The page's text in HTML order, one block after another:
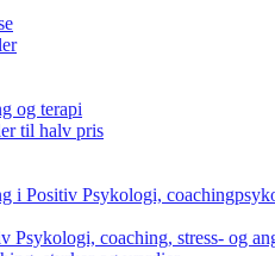
og terapi
til halv pris
i Positiv Psykologi,
Psykologi, coaching, stress- og